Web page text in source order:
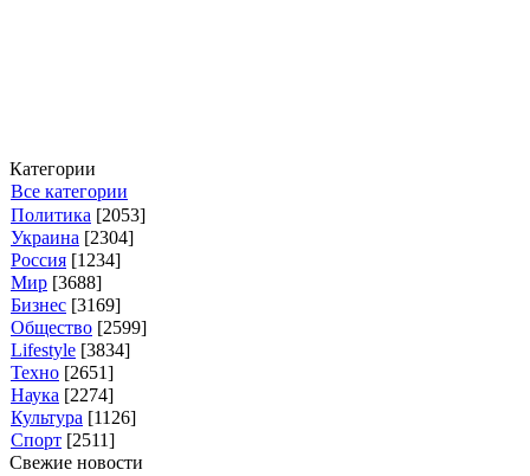
Категории
Все категории
Политика [2053]
Украина [2304]
Россия [1234]
Мир [3688]
Бизнес [3169]
Общество [2599]
Lifestyle [3834]
Техно [2651]
Наука [2274]
Культура [1126]
Спорт [2511]
Свежие новости